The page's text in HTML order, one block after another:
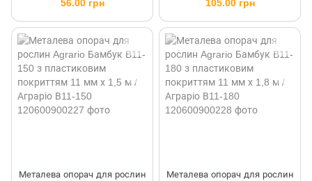
56.00 грн 105.00 грн
Металева опорач для рослин
Металева опорач для рослин